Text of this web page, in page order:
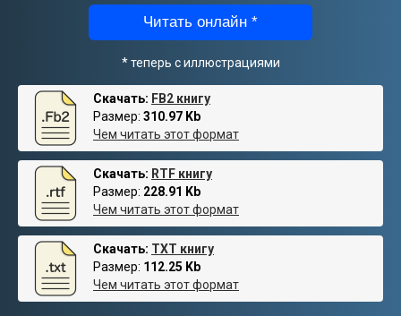
Читать онлайн *
* теперь с иллюстрациями
Скачать: FB2 книгу
Размер: 310.97 Kb
Чем читать этот формат
Скачать: RTF книгу
Размер: 228.91 Kb
Чем читать этот формат
Скачать: TXT книгу
Размер: 112.25 Kb
Чем читать этот формат